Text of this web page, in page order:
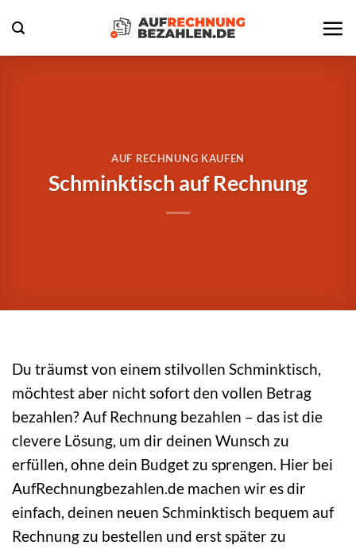
Inhalt
springen
AUF RECHNUNG KAUFEN
Schminktisch auf Rechnung
Du träumst von einem stilvollen Schminktisch,
möchtest aber nicht sofort den vollen Betrag
bezahlen? Auf Rechnung bezahlen – das ist die
clevere Lösung, um dir deinen Wunsch zu
erfüllen, ohne dein Budget zu sprengen. Hier bei
AufRechnungbezahlen.de machen wir es dir
einfach, deinen neuen Schminktisch bequem auf
Rechnung zu bestellen und erst später zu